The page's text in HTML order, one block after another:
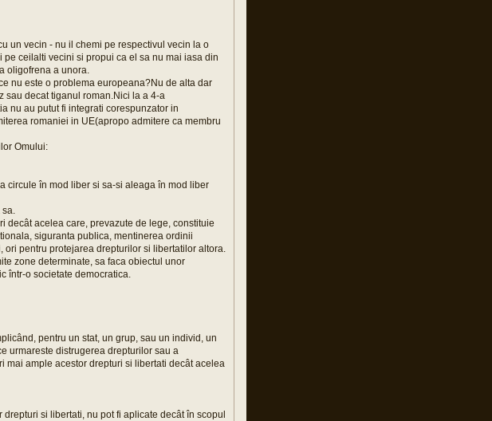
un vecin - nu il chemi pe respectivul vecin la o
ceilalti vecini si propui ca el sa nu mai iasa din
oligofrena a unora.
nu este o problema europeana?Nu de alta dar
sau decat tiganul roman.Nici la a 4-a
nu au putut fi integrati corespunzator in
romaniei in UE(apropo admitere ca membru
Omului:
circule în mod liber si sa-si aleaga în mod liber
sa.
decât acelea care, prevazute de lege, constituie
siguranta publica, mentinerea ordinii
pentru protejarea drepturilor si libertatilor altora.
zone determinate, sa faca obiectul unor
într-o societate democratica.
pentru un stat, un grup, sau un individ, un
urmareste distrugerea drepturilor sau a
mai ample acestor drepturi si libertati decât acelea
si libertati, nu pot fi aplicate decât în scopul